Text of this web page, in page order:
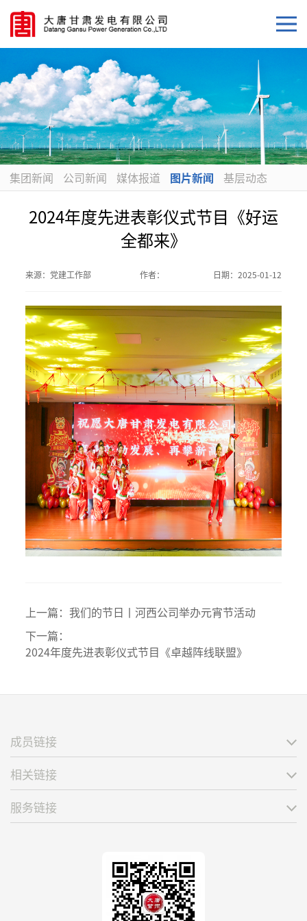
集团新闻 公司新闻 媒体报道 图片新闻 基层动态
2024年度先进表彰仪式节目《好运
全都来》
来源： 党建工作部 作者： 日期： 2025-01-12
上一篇：我们的节日丨河西公司举办元宵节活动
下一篇：
2024年度先进表彰仪式节目《卓越阵线联盟》
成员链接
相关链接
服务链接